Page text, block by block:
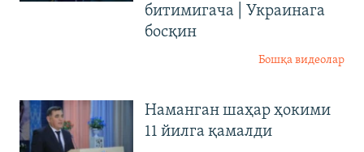
битимигача | Украинага
босқин
Бошқа видеолар
Наманган шаҳар ҳокими
11 йилга қамалди